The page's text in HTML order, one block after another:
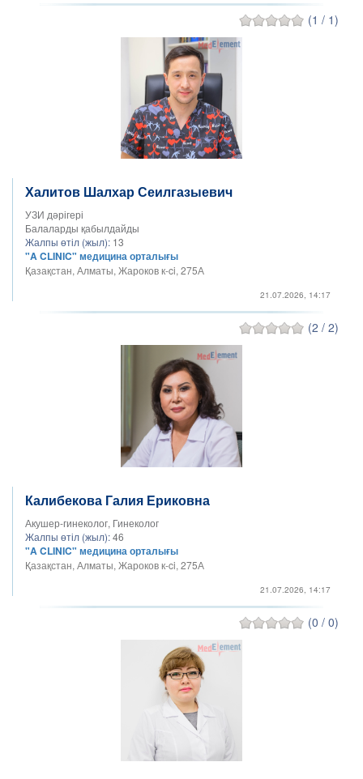
(1 / 1)
Халитов Шалхар Сеилгазыевич
УЗИ дәрігері
Балаларды қабылдайды
Жалпы өтіл (жыл): 13
"A CLINIC" медицина орталығы
Қазақстан, Алматы, Жароков к-ci, 275А
21.07.2026, 14:17
(2 / 2)
Калибекова Галия Ериковна
Акушер-гинеколог, Гинеколог
Жалпы өтіл (жыл):46
"A CLINIC" медицина орталығы
Қазақстан, Алматы, Жароков к-ci, 275А
21.07.2026, 14:17
(0 / 0)